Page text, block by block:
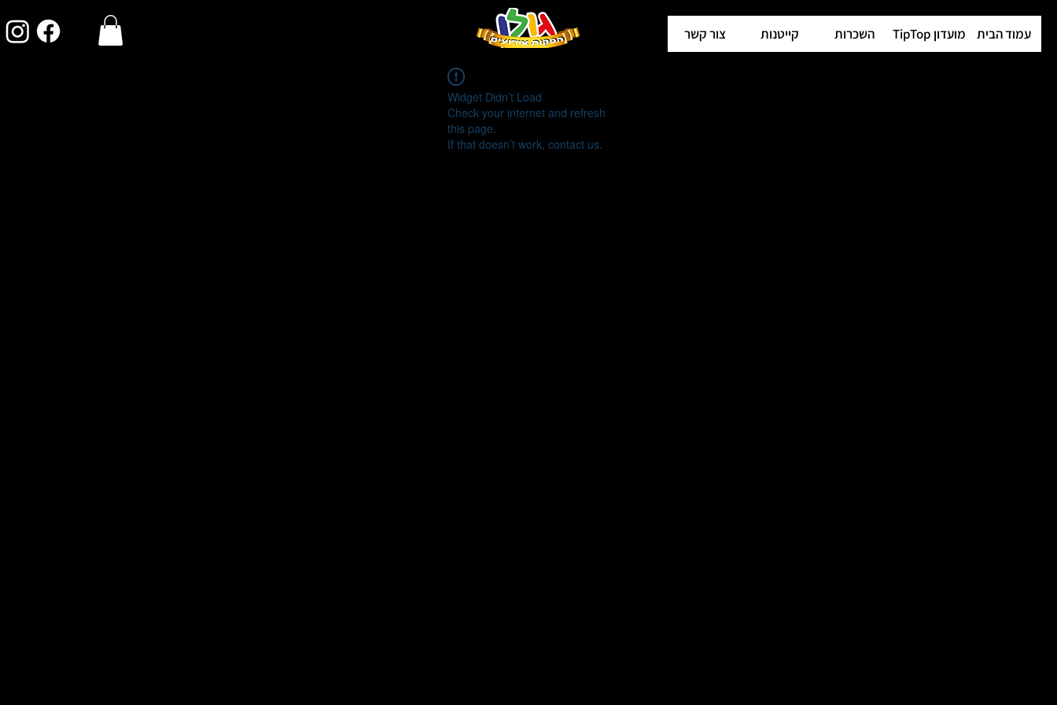
עמוד הבית מועדון TipTop השכרות קייטנות צור קשר
Widget Didn’t Load
Check your internet and refresh
this page.
If that doesn’t work, contact us.